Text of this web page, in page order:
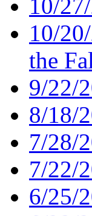
10/
10/
the
9/22/
8/18/
7/28/
7/22/
6/25/